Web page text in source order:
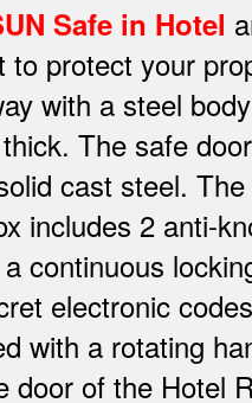
Safe in Hotel
to protect your
with a steel
The safe
cast steel.
includes 2 anti-
continuous
electronic
with a rotating
door of the Hotel